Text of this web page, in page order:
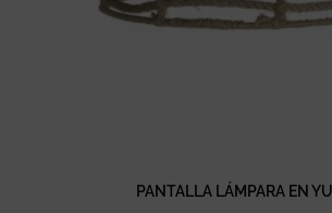
PANTALLA LÁMPARA EN